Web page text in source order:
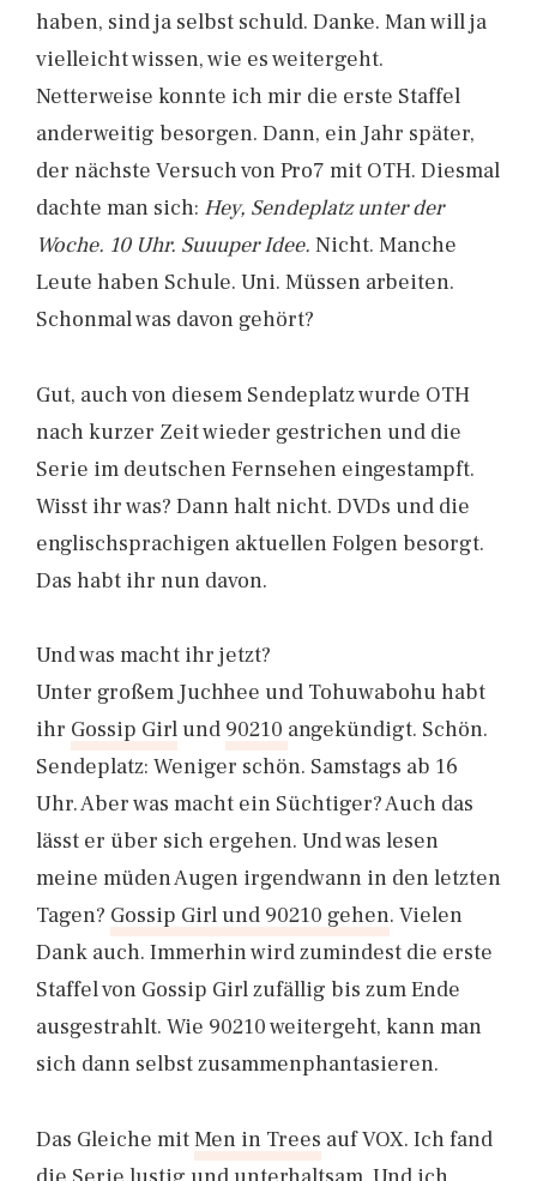
haben, sind ja selbst schuld. Danke. Man will ja
vielleicht wissen, wie es weitergeht.
Netterweise konnte ich mir die erste Staffel
anderweitig besorgen. Dann, ein Jahr später,
der nächste Versuch von Pro7 mit OTH. Diesmal
dachte man sich: Hey, Sendeplatz unter der
Woche. 10 Uhr. Suuuper Idee. Nicht. Manche
Leute haben Schule. Uni. Müssen arbeiten.
Schonmal was davon gehört?
Gut, auch von diesem Sendeplatz wurde OTH
nach kurzer Zeit wieder gestrichen und die
Serie im deutschen Fernsehen eingestampft.
Wisst ihr was? Dann halt nicht. DVDs und die
englischsprachigen aktuellen Folgen besorgt.
Das habt ihr nun davon.
Und was macht ihr jetzt?
Unter großem Juchhee und Tohuwabohu habt
ihr Gossip Girl und 90210 angekündigt. Schön.
Sendeplatz: Weniger schön. Samstags ab 16
Uhr. Aber was macht ein Süchtiger? Auch das
lässt er über sich ergehen. Und was lesen
meine müden Augen irgendwann in den letzten
Tagen? Gossip Girl und 90210 gehen. Vielen
Dank auch. Immerhin wird zumindest die erste
Staffel von Gossip Girl zufällig bis zum Ende
ausgestrahlt. Wie 90210 weitergeht, kann man
sich dann selbst zusammenphantasieren.
Das Gleiche mitMen in Trees auf VOX. Ich fand